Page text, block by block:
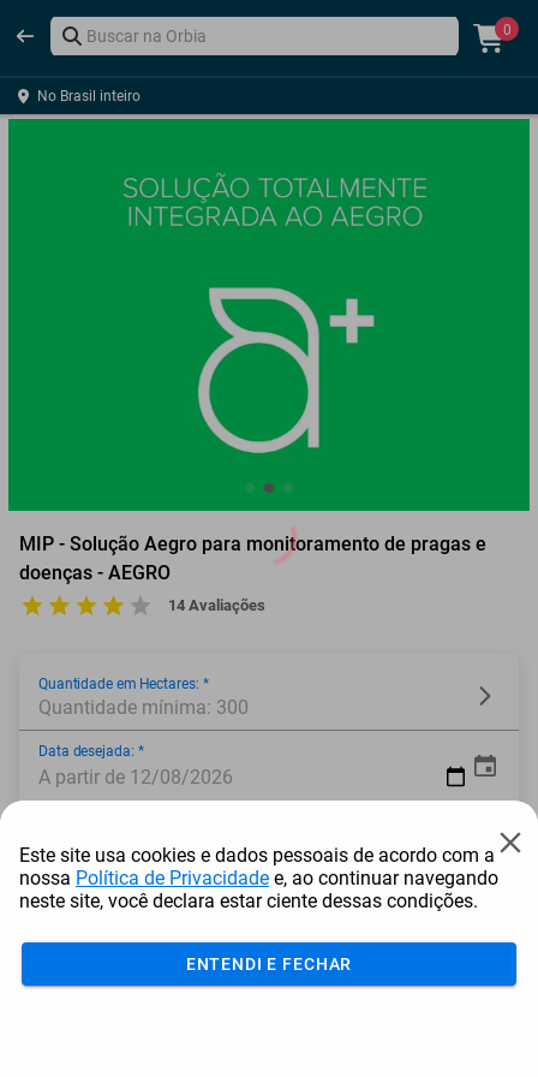
0
No Brasil inteiro
MIP - Solução Aegro para monitoramento de pragas e
doenças - AEGRO
14 Avaliações
Quantidade em Hectares: *
Quantidade mínima: 300
Data desejada: *
A partir de 12/08/2026
* Campo obrigatório
Este site usa cookies e dados pessoais de acordo com a
nossa Política de Privacidade e, ao continuar navegando
neste site, você declara estar ciente dessas condições.
ENTENDI E FECHAR